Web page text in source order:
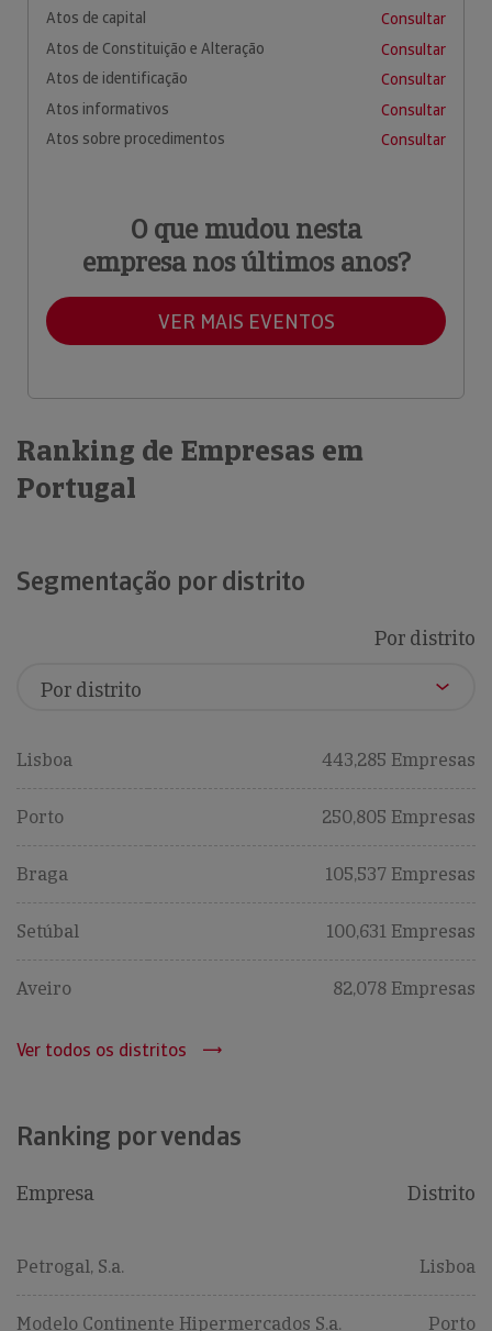
Atos de capital
Consultar
Atos de Constituição e Alteração
Consultar
Atos de identificação
Consultar
Atos informativos
Consultar
Atos sobre procedimentos
Consultar
O que mudou nesta
empresa nos últimos anos?
VER MAIS EVENTOS
Ranking de Empresas em
Portugal
Segmentação por distrito
Por distrito
Lisboa 443,285 Empresas
Porto 250,805 Empresas
Braga 105,537 Empresas
Setúbal 100,631 Empresas
Aveiro 82,078 Empresas
Ver todos os distritos
Ranking por vendas
Empresa Distrito
Petrogal, S.a. Lisboa
Modelo Continente Hipermercados S.a. Porto